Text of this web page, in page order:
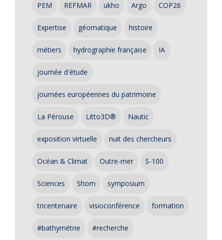
PEM REFMAR ukho Argo COP26
Expertise géomatique histoire
métiers hydrographie française IA
journée d'étude
journées européennes du patrimoine
La Pérouse Litto3D® Nautic
exposition virtuelle nuit des chercheurs
Océan & Climat Outre-mer S-100
Sciences Shom symposium
tricentenaire visioconférence formation
#bathymétrie #recherche